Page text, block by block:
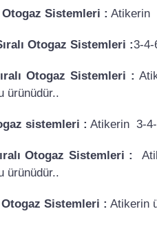
Otogaz Sistemleri : Atikerin
Otogaz Sistemleri :3-4-
Otogaz Sistemleri :
ürünüdür..
sistemleri : Atikerin 3-4-
Otogaz Sistemleri :
ürünüdür..
Otogaz Sistemleri : Atikerin